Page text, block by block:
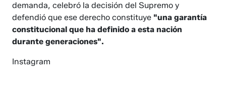
demanda, celebró la decisión del Supremo y
defendió que ese derecho constituye "una garantía
constitucional que ha definido a esta nación
durante generaciones".
Instagram